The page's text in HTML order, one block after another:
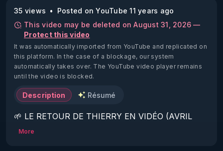
35 views
Posted on YouTube 11 years ago
This video may be deleted on August 31, 2026 —
Protect this video
It was automatically imported from YouTube and replicated on
this platform. In the case of a blockage, our system
automatically takes over. The YouTube video player remains
until the video is blocked.
Description Résumé
🌱 LE RETOUR DE THIERRY EN VIDÉO (AVRIL
2022)!
More